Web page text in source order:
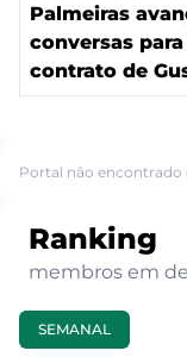
Palmeiras
conversas
contrato de
Portal não encontrado
Ranking
membros em
SEMANAL